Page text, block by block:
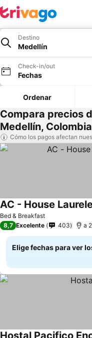
Destino
Medellín
Check-in/out
Fechas
Ordenar
Compara precios
Medellín, Colombia
Cómo los pagos afectan
Bed & Breakfast
AC - House
8,7 Excelente 403 a
Elige fechas para ver
Hostal Pacifico